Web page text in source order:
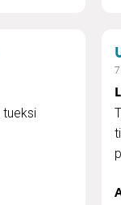
tueksi